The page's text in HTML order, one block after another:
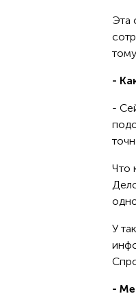
Эта
-
-
Что
У
-